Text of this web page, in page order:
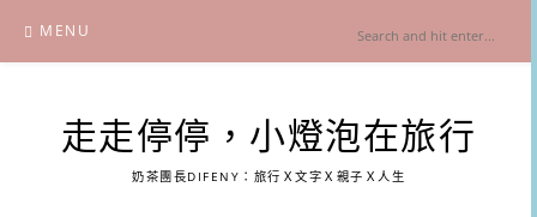
content
MENU
走走停停，小燈泡在旅行
奶茶團長DIFENY：旅行Ｘ文字Ｘ親子Ｘ人生